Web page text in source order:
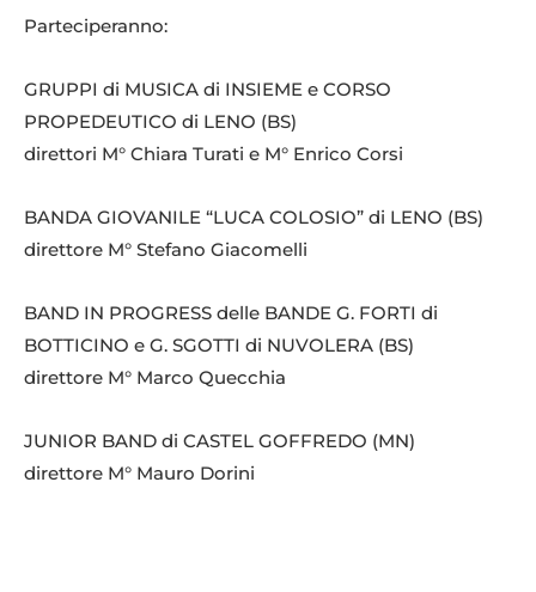
Parteciperanno:
GRUPPI di MUSICA di INSIEME e CORSO
PROPEDEUTICO di LENO (BS)
direttori M° Chiara Turati e M° Enrico Corsi
BANDA GIOVANILE “LUCA COLOSIO” di LENO (BS)
direttore M° Stefano Giacomelli
BAND IN PROGRESS delle BANDE G. FORTI di
BOTTICINO e G. SGOTTI di NUVOLERA (BS)
direttore M° Marco Quecchia
JUNIOR BAND di CASTEL GOFFREDO (MN)
direttore M° Mauro Dorini